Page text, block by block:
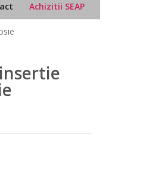
Achizitii SEAP